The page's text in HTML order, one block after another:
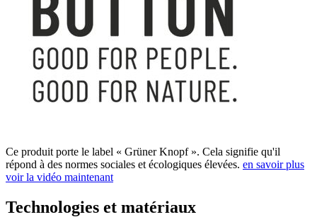
Ce produit porte le label « Grüner Knopf ». Cela signifie qu'il
répond à des normes sociales et écologiques élevées. en savoir plus
voir la vidéo maintenant
Technologies et matériaux